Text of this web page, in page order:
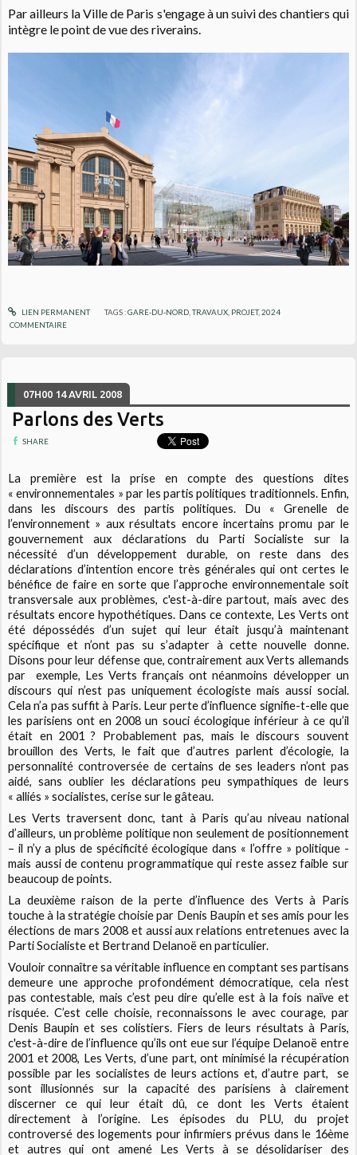
Par ailleurs la Ville de Paris s'engage à un suivi des chantiers qui
intègre le point de vue des riverains.
LIEN PERMANENT TAGS :GARE-DU-NORD,TRAVAUX, PROJET,2024
COMMENTAIRE
07H00 14 AVRIL 2008
Parlons des Verts
SHARE
La première est la prise en compte des questions dites
« environnementales » par les partis politiques traditionnels. Enfin,
dans les discours des partis politiques. Du « Grenelle de
l’environnement » aux résultats encore incertains promu par le
gouvernement aux déclarations du Parti Socialiste sur la
nécessité d’un développement durable, on reste dans des
déclarations d’intention encore très générales qui ont certes le
bénéfice de faire en sorte que l’approche environnementale soit
transversale aux problèmes, c'est-à-dire partout, mais avec des
résultats encore hypothétiques. Dans ce contexte, Les Verts ont
été dépossédés d’un sujet qui leur était jusqu’à maintenant
spécifique et n’ont pas su s’adapter à cette nouvelle donne.
Disons pour leur défense que, contrairement aux Verts allemands
par exemple, Les Verts français ont néanmoins développer un
discours qui n’est pas uniquement écologiste mais aussi social.
Cela n’a pas suffit à Paris. Leur perte d’influence signifie-t-elle que
les parisiens ont en 2008 un souci écologique inférieur à ce qu’il
était en 2001 ? Probablement pas, mais le discours souvent
brouillon des Verts, le fait que d’autres parlent d’écologie, la
personnalité controversée de certains de ses leaders n’ont pas
aidé, sans oublier les déclarations peu sympathiques de leurs
« alliés » socialistes, cerise sur le gâteau.
Les Verts traversent donc, tant à Paris qu’au niveau national
d’ailleurs, un problème politique non seulement de positionnement
– il n’y a plus de spécificité écologique dans « l’offre » politique -
mais aussi de contenu programmatique qui reste assez faible sur
beaucoup de points.
La deuxième raison de la perte d’influence des Verts à Paris
touche à la stratégie choisie par Denis Baupin et ses amis pour les
élections de mars 2008 et aussi aux relations entretenues avec la
Parti Socialiste et Bertrand Delanoë en particulier.
Vouloir connaître sa véritable influence en comptant ses partisans
demeure une approche profondément démocratique, cela n’est
pas contestable, mais c’est peu dire qu’elle est à la fois naïve et
risquée. C’est celle choisie, reconnaissons le avec courage, par
Denis Baupin et ses colistiers. Fiers de leurs résultats à Paris,
c'est-à-dire de l’influence qu’ils ont eue sur l’équipe Delanoë entre
2001 et 2008, Les Verts, d’une part, ont minimisé la récupération
possible par les socialistes de leurs actions et, d’autre part, se
sont illusionnés sur la capacité des parisiens à clairement
discerner ce qui leur était dû, ce dont les Verts étaient
directement à l’origine. Les épisodes du PLU, du projet
controversé des logements pour infirmiers prévus dans le 16ème
et autres qui ont amené Les Verts à se désolidariser des